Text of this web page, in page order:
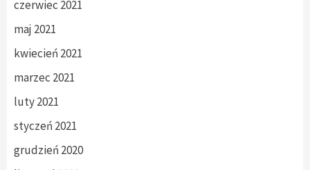
czerwiec 2021
maj 2021
kwiecień 2021
marzec 2021
luty 2021
styczeń 2021
grudzień 2020